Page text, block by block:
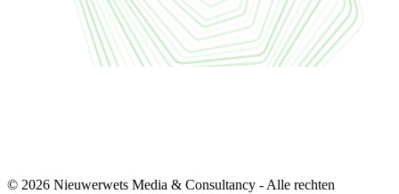
© 2026 Nieuwerwets Media & Consultancy - Alle rechten